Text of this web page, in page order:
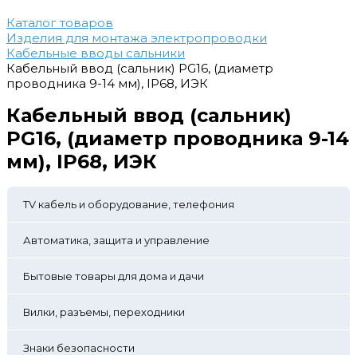
Каталог товаров
Изделия для монтажа электропроводки
Кабельные вводы сальники
Кабельный ввод (сальник) PG16, (диаметр
проводника 9-14 мм), IP68, ИЭК
Кабельный ввод (сальник)
PG16, (диаметр проводника 9-14
мм), IP68, ИЭК
TV кабель и оборудование, телефония
Автоматика, защита и управление
Бытовые товары для дома и дачи
Вилки, разъемы, переходники
Знаки безопасности